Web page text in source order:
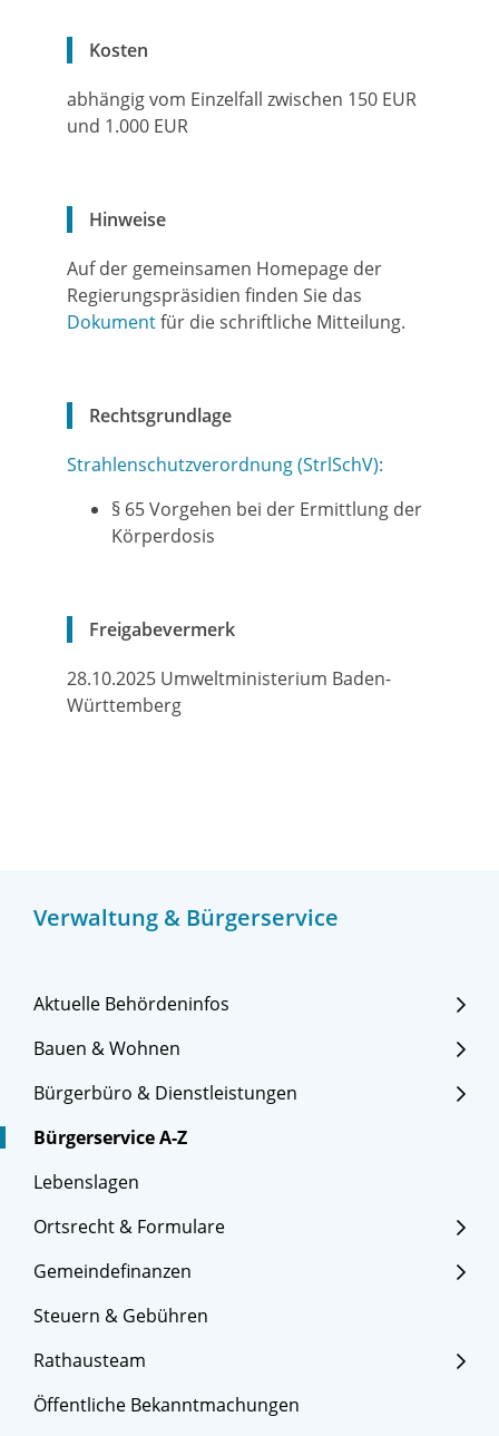
Verwaltung & Bürgerservice
Aktuelle Behördeninfos
Bauen & Wohnen
Bürgerbüro & Dienstleistungen
Bürgerservice A-Z
Lebenslagen
Ortsrecht & Formulare
Gemeindefinanzen
Steuern & Gebühren
Rathausteam
Öffentliche Bekanntmachungen
Kosten
abhängig vom Einzelfall zwischen 150 EUR
und 1.000 EUR
Hinweise
Auf der gemeinsamen Homepage der
Regierungspräsidien finden Sie das
Dokumentfür die schriftliche Mitteilung.
Rechtsgrundlage
Strahlenschutzverordnung (StrlSchV):
§ 65 Vorgehen bei der Ermittlung der
Körperdosis
Freigabevermerk
28.10.2025 Umweltministerium Baden-
Württemberg